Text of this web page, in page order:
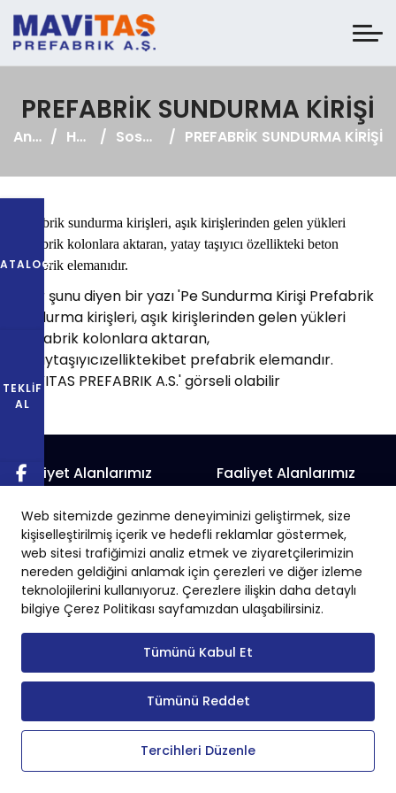
Web sitemizde gezinme deneyiminizi geliştirmek, size
kişiselleştirilmiş içerik ve hedefli reklamlar göstermek,
web sitesi trafiğimizi analiz etmek ve ziyaretçilerimizin
nereden geldiğini anlamak için çerezleri ve diğer izleme
teknolojilerini kullanıyoruz. Çerezlere ilişkin daha detaylı
bilgiye Çerez Politikası sayfamızdan ulaşabilirsiniz.
Tümünü Kabul Et
Tümünü Reddet
Tercihleri Düzenle
PREFABRİK SUNDURMA KİRİŞİ
Anasayfa Haberler Sosyal Medya PREFABRİK SUNDURMA KİRİŞİ
Prefabrik sundurma kirişleri, aşık kirişlerinden gelen yükleri
prefabrik kolonlara aktaran, yatay taşıyıcı özellikteki beton
prefabrik elemanıdır.
TEKLIF
AL
Faaliyet Alanlarımız
Prefabrik Alışveriş Merkezi
Prefabrik Belediye Binaları
Prefabrik Depo
Prefabrik Okul
Prefabrik Endüstriyel Yapı
Faaliyet Alanlarımız
Prefabrik Fabrika
Prefabrik Hayvan Çiftliği
Prefabrik İnşaat
Prefabrik İş Yeri
Prefabrik Sanayi Sitesi
Copyright © 2024 Tüm Hakları Saklıdır.
KVKK
Çerez Politikası Gizlilik Politakası